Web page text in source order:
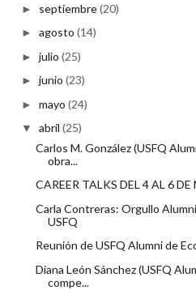
► septiembre(20)
► agosto (14)
► julio (25)
► junio (23)
► mayo (24)
▼ abril (25)
Carlos M. González (USFQ
obra...
CAREER TALKS DEL 4 AL 6
Carla Contreras: Orgullo
USFQ
Reunión de USFQ Alumni de
Diana León Sánchez (USFQ
compe...